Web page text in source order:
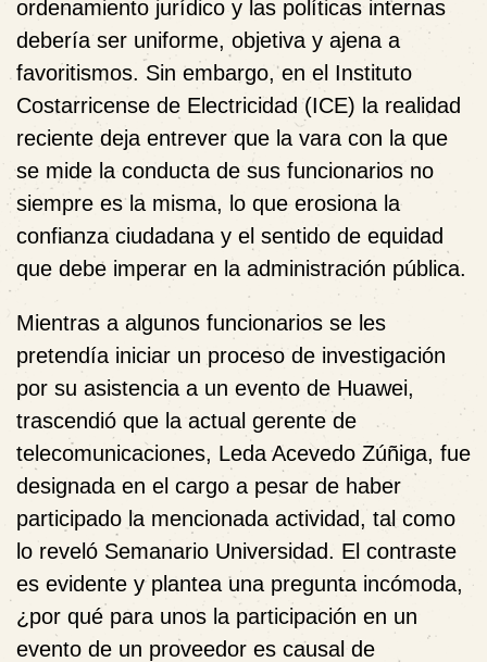
ordenamiento jurídico y las políticas internas
debería ser uniforme, objetiva y ajena a
favoritismos. Sin embargo, en el Instituto
Costarricense de Electricidad (ICE) la realidad
reciente deja entrever que la vara con la que
se mide la conducta de sus funcionarios no
siempre es la misma, lo que erosiona la
confianza ciudadana y el sentido de equidad
que debe imperar en la administración pública.
Mientras a algunos funcionarios se les
pretendía iniciar un proceso de investigación
por su asistencia a un evento de Huawei,
trascendió que la actual gerente de
telecomunicaciones, Leda Acevedo Zúñiga, fue
designada en el cargo a pesar de haber
participado la mencionada actividad, tal como
lo reveló Semanario Universidad. El contraste
es evidente y plantea una pregunta incómoda,
¿por qué para unos la participación en un
evento de un proveedor es causal de